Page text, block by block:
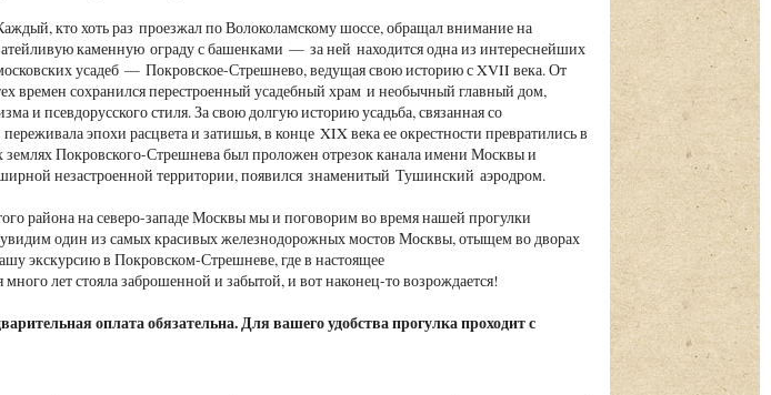
кто хоть раз проезжал по Волоколамскому шоссе, обращал внимание на
каменную ограду с башенками — за ней находится одна из интереснейших
усадеб — Покровское-Стрешнево, ведущая свою историю с XVII века. От
времен сохранился перестроенный усадебный храм и необычный главный дом,
и псевдорусского стиля. За свою долгую историю усадьба, связанная со
эпохи расцвета и затишья, в конце XIX века ее окрестности превратились в
Покровского-Стрешнева был проложен отрезок канала имени Москвы и
незастроенной территории, появился знаменитый Тушинский аэродром.
района на северо-западе Москвы мы и поговорим во время нашей прогулки
один из самых красивых железнодорожных мостов Москвы, отыщем во дворах
экскурсию в Покровском-Стрешневе, где в настоящее
много лет стояла заброшенной и забытой, и вот наконец-то возрождается!
оплата обязательна. Для вашего удобства прогулка проходит с